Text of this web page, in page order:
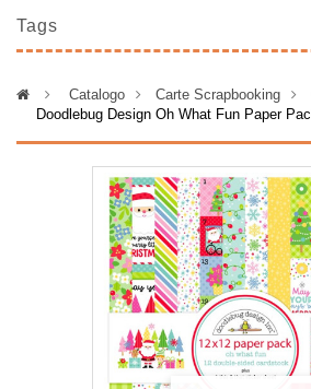
Tags
> Catalogo > Carte Scrapbooking >
Doodlebug Design Oh What Fun Paper